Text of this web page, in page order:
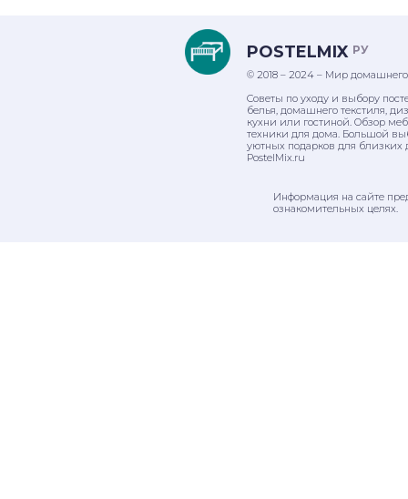
POSTELMIX РУ
© 2018 – 2024 – Мир
Советы по уходу и выбору
белья, домашнего текстиля,
кухни или гостиной. Обзор
техники для дома. Большой
уютных подарков для близких
PostelMix.ru
Информация на сайте
ознакомительных целях.